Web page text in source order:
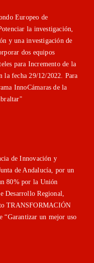
Europeo de
la investigación,
y una investigación de
dos equipos
para Incremento de la
la fecha 29/12/2022. Para
InnoCámaras de la
de Innovación y
de Andalucía, por un
80% por la Unión
Desarrollo Regional,
TRANSFORMACIÓN
un mejor uso